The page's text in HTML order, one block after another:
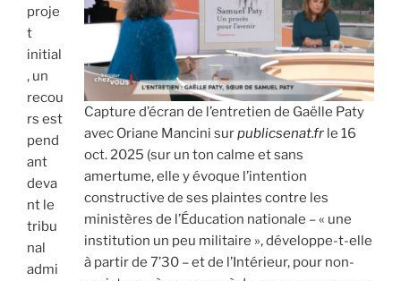
Capture d’écran de l’entretien de Gaëlle Paty
avec Oriane Mancini surpublicsenat.fr le 16
oct. 2025 (sur un ton calme et sans
amertume, elle y évoque l’intention
constructive de ses plaintes contre les
ministères de l’Éducation nationale – « une
institution un peu militaire », développe-t-elle
à partir de 7’30 – et de l’Intérieur, pour non-
proje
t
initial
, un
recou
rs est
pend
ant
deva
nt le
tribu
nal
admi